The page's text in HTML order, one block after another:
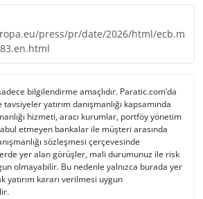
press/pr/date/2026/html/ecb.m
bilgilendirme amaçlıdır. Paratic.com’da
yatırım danışmanlığı kapsamında
hizmeti, aracı kurumlar, portföy yönetim
etmeyen bankalar ile müşteri arasında
sözleşmesi çerçevesinde
yer alan görüşler, mali durumunuz ile risk
olmayabilir. Bu nedenle yalnızca burada yer
yatırım kararı verilmesi uygun